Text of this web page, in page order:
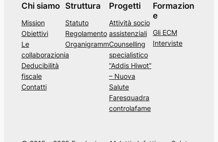
i
t
o
Chi siamo
Mission
Obiettivi
Le
collaborazioni
Deducibilità
fiscale
Contatti
Struttura
Statuto
Regolamento
Organigramm
a
Progetti
Attività socio
assistenziali
Counselling
specialistico
“Addis Hiwot”
– Nuova
Salute
Faresquadra
controlafame
Formazion
e
Gli ECM
Interviste